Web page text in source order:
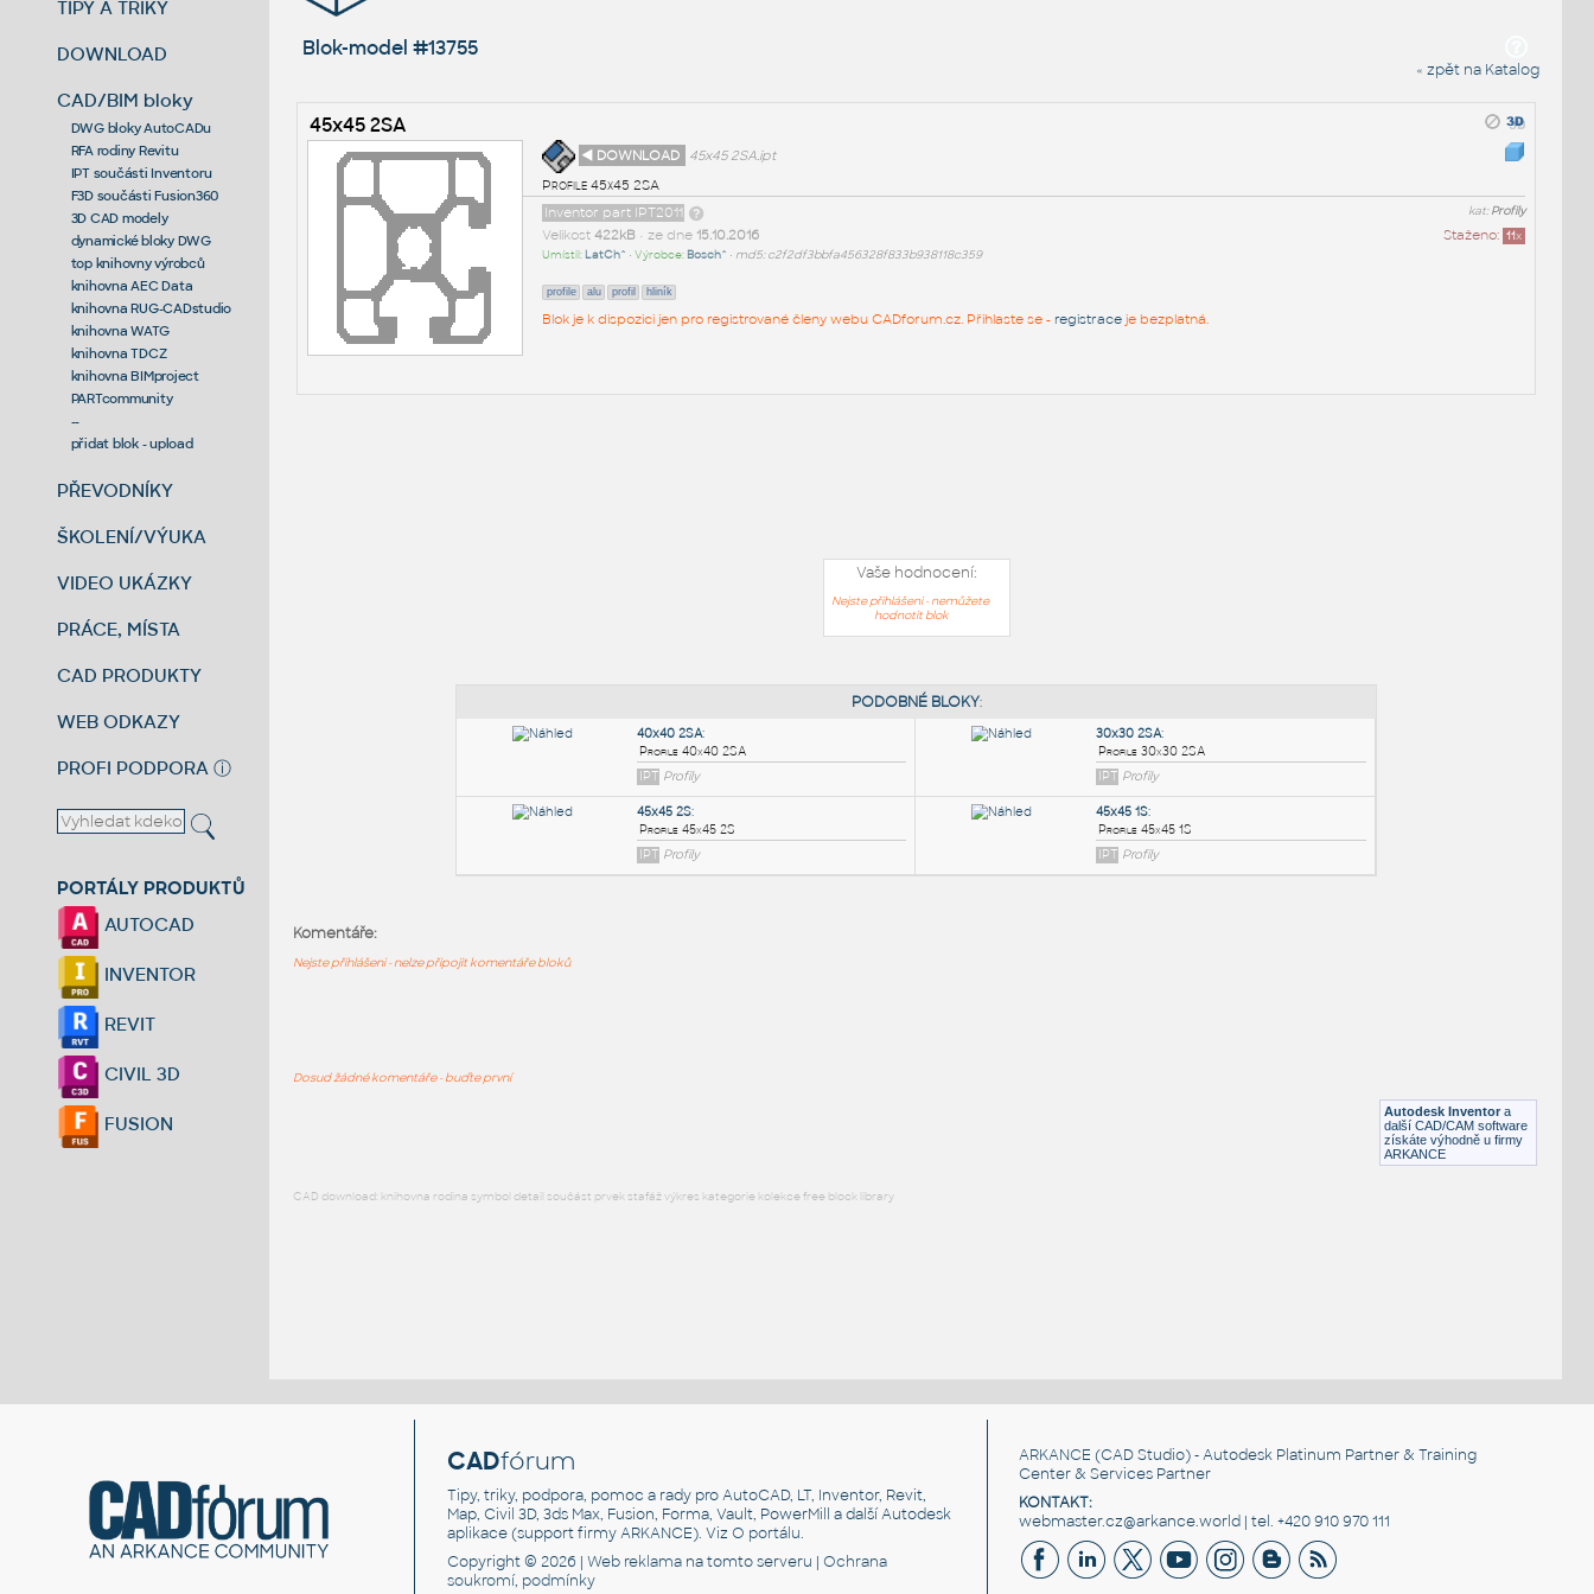
TIPY A TRIKY
DOWNLOAD
CAD/BIM bloky
DWG bloky AutoCADu
RFA rodiny Revitu
IPT součásti Inventoru
F3D součásti Fusion360
3D CAD modely
dynamické bloky DWG
top knihovny výrobců
knihovna AEC Data
knihovna RUG-CADstudio
knihovna WATG
knihovna TDCZ
knihovna BIMproject
PARTcommunity
--
přidat blok - upload
PŘEVODNÍKY
ŠKOLENÍ/VÝUKA
VIDEO UKÁZKY
PRÁCE, MÍSTA
CAD PRODUKTY
WEB ODKAZY
PROFI PODPORA ⓘ
PORTÁLY PRODUKTŮ
AUTOCAD
INVENTOR
REVIT
CIVIL 3D
FUSION
Blok-model #13755
« zpět na Katalog
45x45 2SA
◄ DOWNLOAD
45x45 2SA.ipt
Profile 45x45 2SA
kat:Profily
Inventor part IPT2011
Staženo: 11x
Velikost 422kB• ze dne 15.10.2016
Umístil: LatCh^ • Výrobce: Bosch^ • md5: c2f2df3bbfa456328f833b938118c359
profile alu profil hliník
Blok je k dispozici jen pro registrované členy webu CADforum.cz. Přihlaste se - registraceje bezplatná.
Vaše hodnocení:
Nejste přihlášeni - nemůžete
hodnotit blok
Autodesk Inventor a
další CAD/CAM software
získáte výhodně u firmy
ARKANCE
Komentáře:
Nejste přihlášeni - nelze připojit komentáře bloků
Dosud žádné komentáře - buďte první
CAD download: knihovna rodina symbol detail součást prvek stafáž výkres kategorie kolekce free block library
CADfórum
Tipy, triky, podpora, pomoc a rady pro AutoCAD, LT, Inventor, Revit,
Map, Civil 3D, 3ds Max, Fusion, Forma, Vault, PowerMill a další Autodesk
aplikace (support firmy ARKANCE). VizO portálu.
Copyright © 2026 |Web reklama na tomto serveru |Ochrana
soukromí, podmínky
ARKANCE (CAD Studio) - Autodesk Platinum Partner & Training
Center & Services Partner
KONTAKT:
webmaster.cz@arkance.world | tel. +420 910 970 111